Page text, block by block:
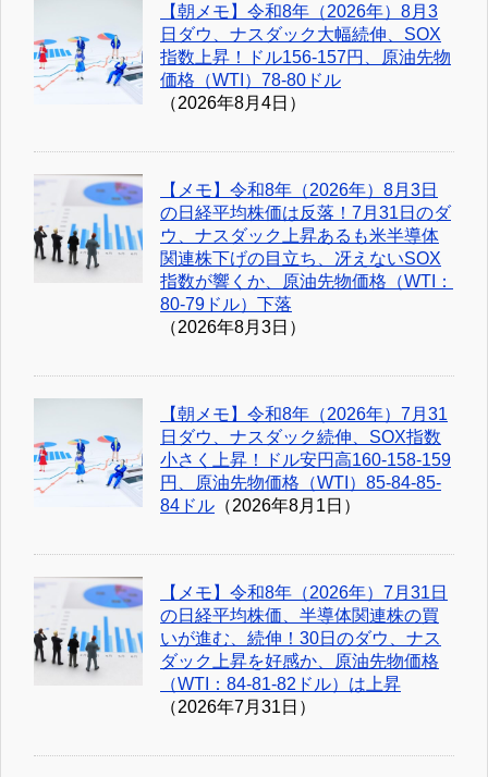
【朝メモ】令和8年（2026年）8月3
日ダウ、ナスダック大幅続伸、SOX
指数上昇！ドル156-157円、原油先物
価格（WTI）78-80ドル
（2026年8月4日）
【メモ】令和8年（2026年）8月3日
の日経平均株価は反落！7月31日のダ
ウ、ナスダック上昇あるも米半導体
関連株下げの目立ち、冴えないSOX
指数が響くか、原油先物価格（WTI：
80-79ドル）下落
（2026年8月3日）
【朝メモ】令和8年（2026年）7月31
日ダウ、ナスダック続伸、SOX指数
小さく上昇！ドル安円高160-158-159
円、原油先物価格（WTI）85-84-85-
84ドル （2026年8月1日）
【メモ】令和8年（2026年）7月31日
の日経平均株価、半導体関連株の買
いが進む、続伸！30日のダウ、ナス
ダック上昇を好感か、原油先物価格
（WTI：84-81-82ドル）は上昇
（2026年7月31日）